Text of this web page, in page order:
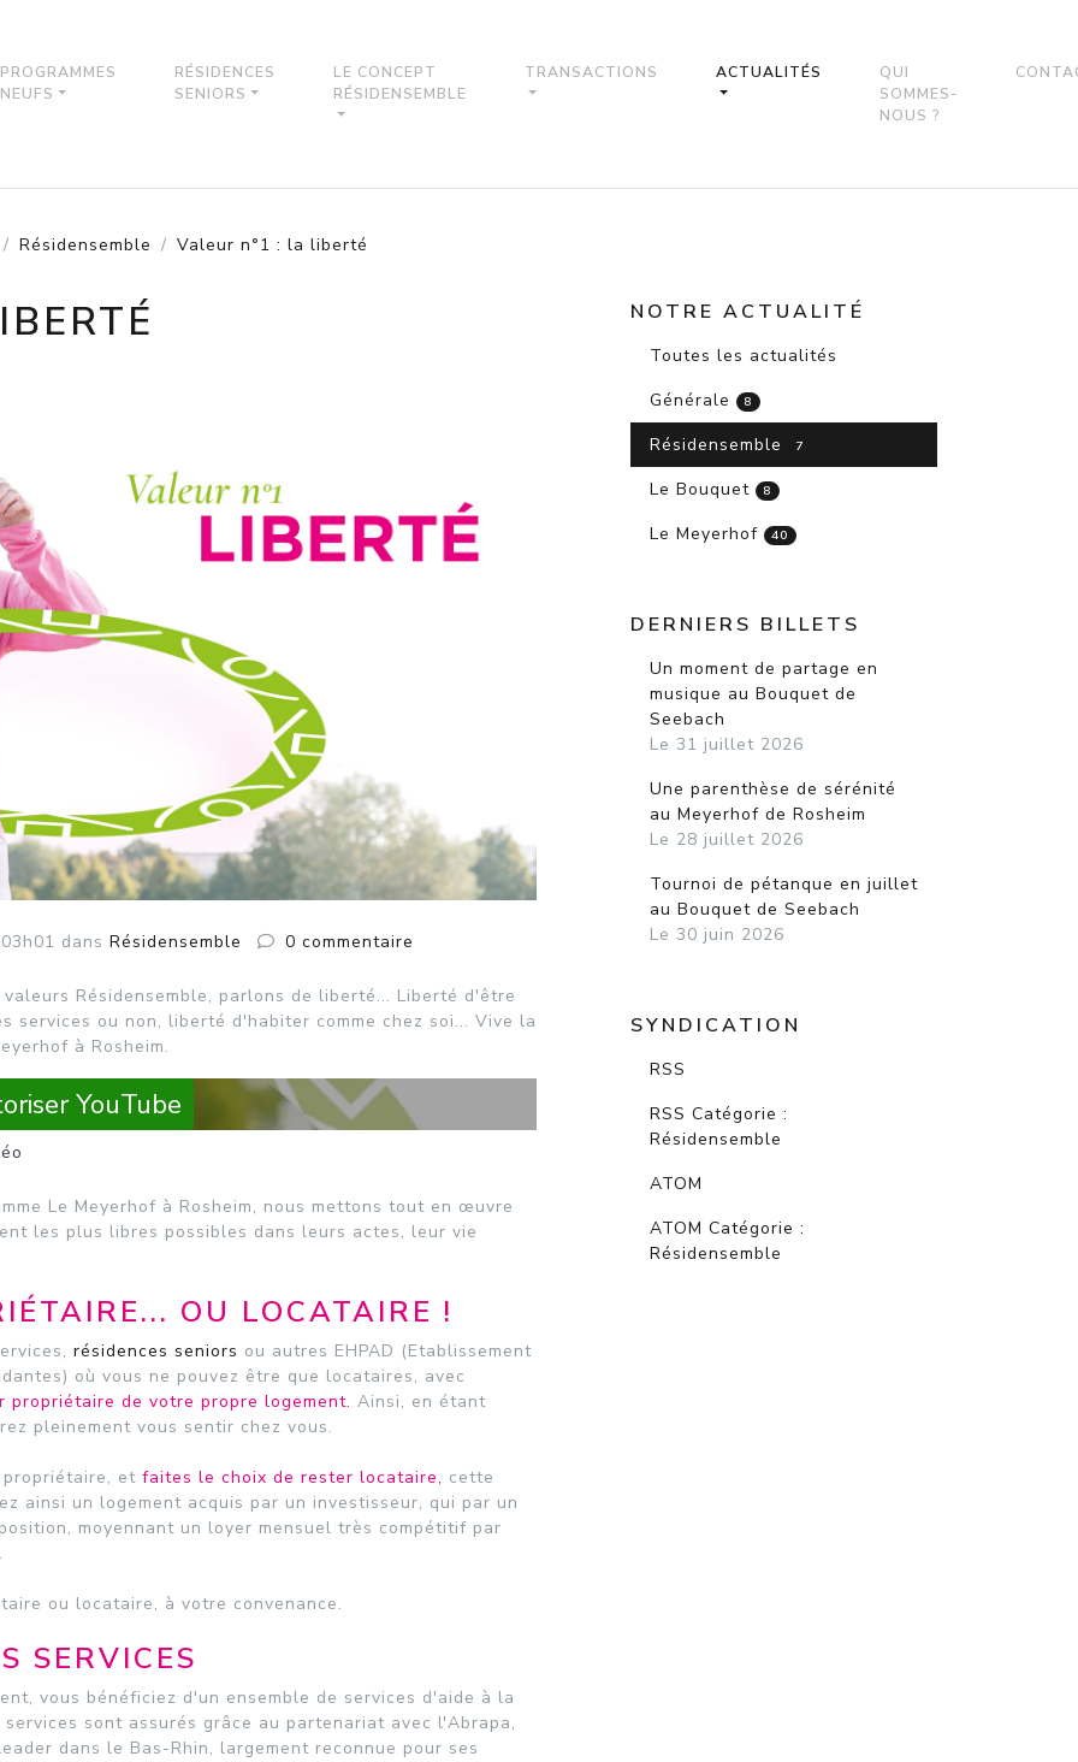
PROGRAMMES
NEUFS
RÉSIDENCES
SENIORS
LE CONCEPT
RÉSIDENSEMBLE
TRANSACTIONS ACTUALITÉS
QUI
SOMMES-
NOUS ?
Résidensemble Valeur n°1 : la liberté
dans Résidensemble 0 commentaire
Résidensemble, parlons de liberté... Liberté d'être
ou non, liberté d'habiter comme chez soi... Vive la
à Rosheim.
YouTube
Le Meyerhof à Rosheim, nous mettons tout en œuvre
les plus libres possibles dans leurs actes, leur vie
OU LOCATAIRE !
résidences seniors ou autres EHPAD (Etablissement
où vous ne pouvez être que locataires, avec
propriétaire de votre propre logement. Ainsi, en étant
pleinement vous sentir chez vous.
propriétaire, et faites le choix de rester locataire, cette
ainsi un logement acquis par un investisseur, qui par un
moyennant un loyer mensuel très compétitif par
ou locataire, à votre convenance.
SERVICES
vous bénéficiez d'un ensemble de services d'aide à la
sont assurés grâce au partenariat avec l'Abrapa,
dans le Bas-Rhin, largement reconnue pour ses
NOTRE ACTUALITÉ
Toutes les actualités
Générale
8
Résidensemble 7
Le Bouquet 8
Le Meyerhof 40
DERNIERS BILLETS
Un moment de partage en
musique au Bouquet de
Seebach
Le 31 juillet 2026
Une parenthèse de sérénité
au Meyerhof de Rosheim
Le 28 juillet 2026
Tournoi de pétanque en juillet
au Bouquet de Seebach
Le 30 juin 2026
SYNDICATION
RSS
RSS Catégorie :
Résidensemble
ATOM
ATOM Catégorie :
Résidensemble